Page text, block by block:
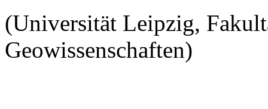
(Universität Leipzig,
Geowissenschaften)